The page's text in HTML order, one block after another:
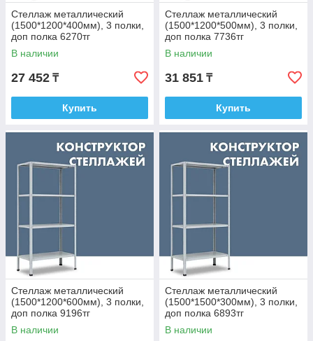
Стеллаж металлический
(1500*1200*400мм), 3 полки,
доп полка 6270тг
В наличии
27 452 ₸
Купить
Стеллаж металлический
(1500*1200*500мм), 3 полки,
доп полка 7736тг
В наличии
31 851 ₸
Купить
Стеллаж металлический
(1500*1200*600мм), 3 полки,
доп полка 9196тг
В наличии
Стеллаж металлический
(1500*1500*300мм), 3 полки,
доп полка 6893тг
В наличии